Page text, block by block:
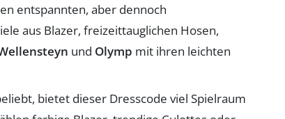
entspannten, aber dennoch
aus Blazer, freizeittauglichen Hosen,
und Olymp mit ihren leichten
bietet dieser Dresscode viel Spielraum